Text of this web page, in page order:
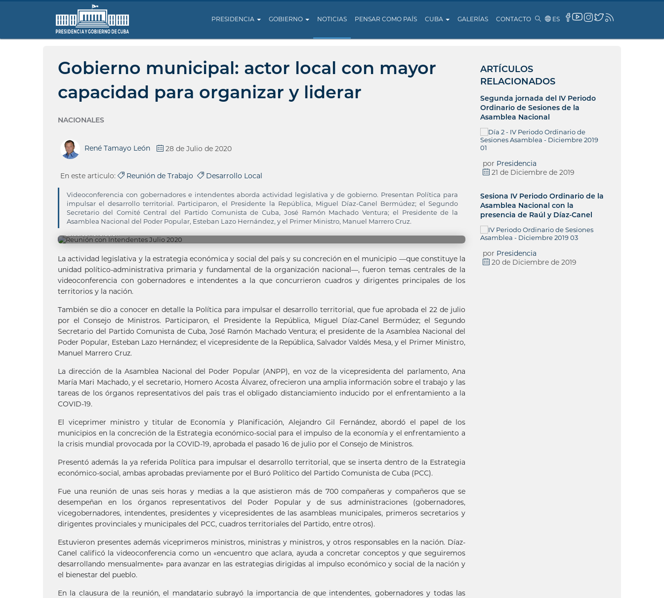
PRESIDENCIA GOBIERNO NOTICIAS PENSAR COMO PAÍS CUBA GALERÍAS CONTACTO ES
Gobierno municipal: actor local con mayor
capacidad para organizar y liderar
NACIONALES
René Tamayo León 28 de Julio de 2020
En este articulo: Reunión de Trabajo Desarrollo Local
Videoconferencia con gobernadores e intendentes aborda actividad legislativa y de gobierno. Presentan Política para
impulsar el desarrollo territorial. Participaron, el Presidente la República, Miguel Díaz-Canel Bermúdez; el Segundo
Secretario del Comité Central del Partido Comunista de Cuba, José Ramón Machado Ventura; el Presidente de la
Asamblea Nacional del Poder Popular, Esteban Lazo Hernández, y el Primer Ministro, Manuel Marrero Cruz.
Estudios Revolución
La actividad legislativa y la estrategia económica y social del país y su concreción en el municipio —que constituye la
unidad político-administrativa primaria y fundamental de la organización nacional—, fueron temas centrales de la
videoconferencia con gobernadores e intendentes a la que concurrieron cuadros y dirigentes principales de los
territorios y la nación.
También se dio a conocer en detalle la Política para impulsar el desarrollo territorial, que fue aprobada el 22 de julio
por el Consejo de Ministros. Participaron, el Presidente la República, Miguel Díaz-Canel Bermúdez; el Segundo
Secretario del Partido Comunista de Cuba, José Ramón Machado Ventura; el presidente de la Asamblea Nacional del
Poder Popular, Esteban Lazo Hernández; el vicepresidente de la República, Salvador Valdés Mesa, y el Primer Ministro,
Manuel Marrero Cruz.
La dirección de la Asamblea Nacional del Poder Popular (ANPP), en voz de la vicepresidenta del parlamento, Ana
María Mari Machado, y el secretario, Homero Acosta Álvarez, ofrecieron una amplia información sobre el trabajo y las
tareas de los órganos representativos del país tras el obligado distanciamiento inducido por el enfrentamiento a la
COVID-19.
El viceprimer ministro y titular de Economía y Planificación, Alejandro Gil Fernández, abordó el papel de los
municipios en la concreción de la Estrategia económico-social para el impulso de la economía y el enfrentamiento a
la crisis mundial provocada por la COVID-19, aprobada el pasado 16 de julio por el Consejo de Ministros.
Presentó además la ya referida Política para impulsar el desarrollo territorial, que se inserta dentro de la Estrategia
económico-social, ambas aprobadas previamente por el Buró Político del Partido Comunista de Cuba (PCC).
Fue una reunión de unas seis horas y medias a la que asistieron más de 700 compañeras y compañeros que se
desempeñan en los órganos representativos del Poder Popular y de sus administraciones (gobernadores,
vicegobernadores, intendentes, presidentes y vicepresidentes de las asambleas municipales, primeros secretarios y
dirigentes provinciales y municipales del PCC, cuadros territoriales del Partido, entre otros).
Estuvieron presentes además viceprimeros ministros, ministras y ministros, y otros responsables en la nación. Díaz-
Canel calificó la videoconferencia como un «encuentro que aclara, ayuda a concretar conceptos y que seguiremos
desarrollando mensualmente» para avanzar en las estrategias dirigidas al impulso económico y social de la nación y
el bienestar del pueblo.
En la clausura de la reunión, el mandatario subrayó la importancia de que intendentes, gobernadores y todas las
ARTÍCULOS
RELACIONADOS
Segunda jornada del IV Periodo
Ordinario de Sesiones de la
Asamblea Nacional
por Presidencia
21 de Diciembre de 2019
Sesiona IV Periodo Ordinario de la
Asamblea Nacional con la
presencia de Raúl y Díaz-Canel
por Presidencia
20 de Diciembre de 2019